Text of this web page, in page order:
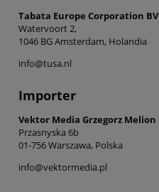
Tabata Europe Corporation BV
Watervoort 2,
1046 BG Amsterdam, Holandia
info@tusa.nl
Importer
Vektor Media Grzegorz Melion
Przasnyska 6b
01-756 Warszawa, Polska
info@vektormedia.pl